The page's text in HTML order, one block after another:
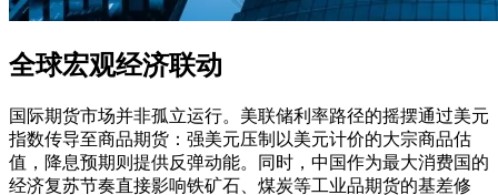
全球宏观经济联动
国际期货市场并非孤立运行。美联储利率路径的摇摆通过美元
指数传导至商品期货：强美元压制以美元计价的大宗商品估
值，降息预期则提供反弹动能。同时，中国作为最大消费国的
经济复苏节奏直接影响铁矿石、煤炭等工业品期货的基差修